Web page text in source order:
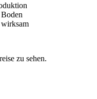
zu sehen.